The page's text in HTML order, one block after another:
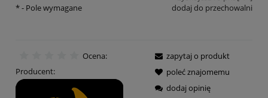
dodaj do przechowalni
*- Pole wymagane
Ocena:
Producent:
zapytaj o produkt
poleć znajomemu
dodaj opinię